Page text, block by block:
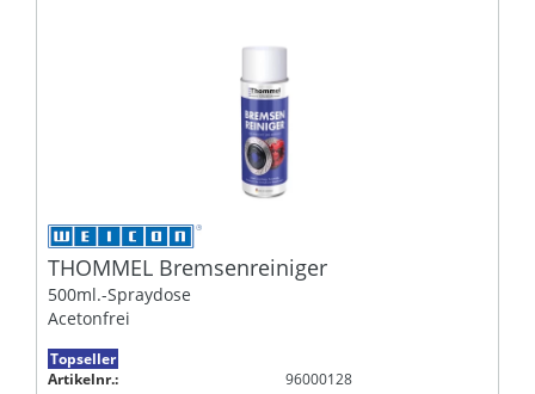
THOMMEL Bremsenreiniger
500ml.-Spraydose
Acetonfrei
Topseller
Artikelnr.:
96000128